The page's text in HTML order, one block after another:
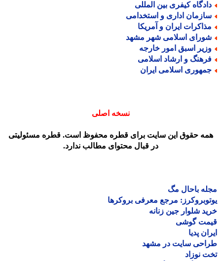
کیفری بین المللی
اداری و استخدامی
ایران و آمریکا
اسلامی شهر مشهد
اسبق امور خارجه
و ارشاد اسلامی
اسلامی ایران
نسخه اصلی
حقوق این سایت برای قطره محفوظ است. قطره مسئولیتی
در قبال محتوای مطالب ندارد.
باحال مگ
مرجع معرفی بروکرها
شلوار جین زنانه
گوشی
پدیا
سایت در مشهد
نوزاد